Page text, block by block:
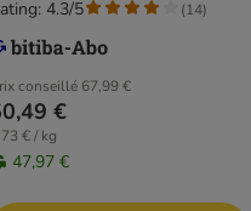
conseillé 67,99 €
€
€ / kg
47,97 €
4.3/5 (14)